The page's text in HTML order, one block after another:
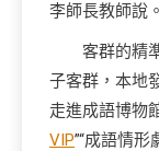
李師長教師說。
客群的精
子客群，本地
走進成語博物
VIP”“成語情